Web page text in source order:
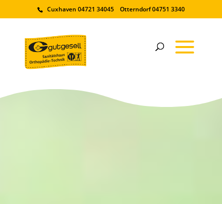
Cuxhaven 04721 34045 Otterndorf 04751 3340